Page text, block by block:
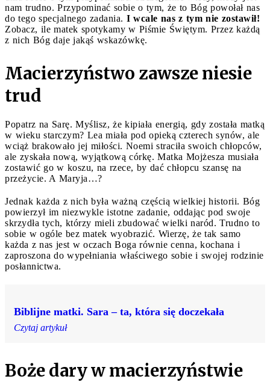
nam trudno. Przypominać sobie o tym, że to Bóg powołał nas
do tego specjalnego zadania. I wcale nas z tym nie zostawił!
Zobacz, ile matek spotykamy w Piśmie Świętym. Przez każdą
z nich Bóg daje jakąś wskazówkę.
Macierzyństwo zawsze niesie
trud
Popatrz na Sarę. Myślisz, że kipiała energią, gdy została matką
w wieku starczym? Lea miała pod opieką czterech synów, ale
wciąż brakowało jej miłości. Noemi straciła swoich chłopców,
ale zyskała nową, wyjątkową córkę. Matka Mojżesza musiała
zostawić go w koszu, na rzece, by dać chłopcu szansę na
przeżycie. A Maryja…?
Jednak każda z nich była ważną częścią wielkiej historii. Bóg
powierzył im niezwykle istotne zadanie, oddając pod swoje
skrzydła tych, którzy mieli zbudować wielki naród. Trudno to
sobie w ogóle bez matek wyobrazić. Wierzę, że tak samo
każda z nas jest w oczach Boga równie cenna, kochana i
zaproszona do wypełniania właściwego sobie i swojej rodzinie
posłannictwa.
Biblijne matki. Sara – ta, która się doczekała
Czytaj artykuł
Boże daryw macierzyństwie